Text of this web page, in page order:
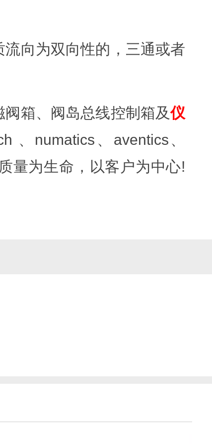
向为双向性的，三通或者
箱、阀岛总线控制箱及仪
、numatics、aventics、
量为生命，以客户为中心!